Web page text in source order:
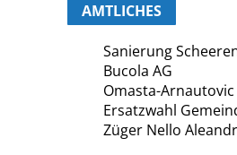
AMTLICHES
Sanierung
Bucola AG
Omasta-
Ersatzwahl
Züger Nello